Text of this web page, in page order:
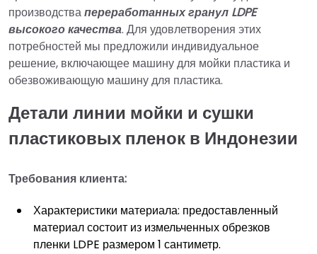
производствапереработанных гранул LDPE
высокого качества. Для удовлетворения этих
потребностей мы предложили индивидуальное
решение, включающее машину для мойки пластика и
обезвоживающую машину для пластика.
Детали линии мойки и сушки
пластиковых пленок в Индонезии
Требования клиента:
Характеристики материала: предоставленный
материал состоит из измельченных обрезков
пленки LDPE размером 1 сантиметр.